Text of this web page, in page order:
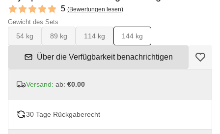
Reviews
5 out of 5 stars 5 (Bewertungen lesen)
Gewicht des Sets
54 kg 89 kg 114 kg 144 kg
Über die Verfügbarkeit benachrichtigen
Versand: ab: €0.00
30 Tage Rückgaberecht